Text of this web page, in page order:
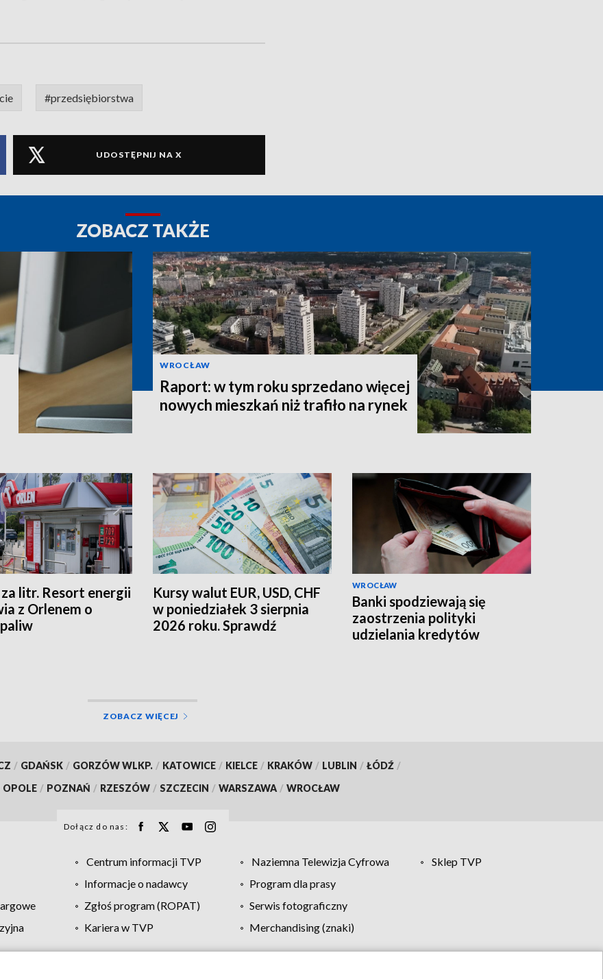
#przedsiębiorstwa
UDOSTĘPNIJ NA X
ZOBACZ TAKŻE
WROCŁAW
Raport: w tym roku sprzedano więcej
nowych mieszkań niż trafiło na rynek
za litr. Resort energii
z Orlenem o
Kursy walut EUR, USD, CHF
w poniedziałek 3 sierpnia
2026 roku. Sprawdź
WROCŁAW
Banki spodziewają się
zaostrzenia polityki
udzielania kredytów
ZOBACZ WIĘCEJ
/ GDAŃSK / GORZÓW WLKP. / KATOWICE / KIELCE / KRAKÓW / LUBLIN / ŁÓDŹ /
OPOLE / POZNAŃ / RZESZÓW / SZCZECIN / WARSZAWA / WROCŁAW
Dołącz do nas:
Centrum informacji TVP Naziemna Telewizja Cyfrowa
Sklep TVP
Informacje o nadawcy
Program dla prasy
Zgłoś program (ROPAT)
Serwis fotograficzny
Kariera w TVP
Merchandising (znaki)